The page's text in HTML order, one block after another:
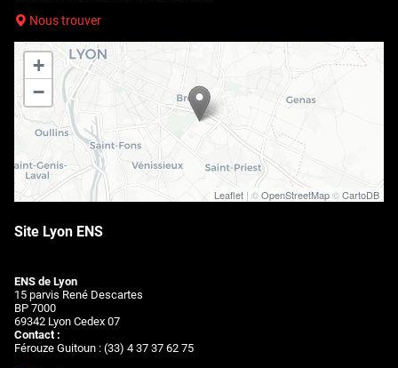
Nous trouver
+
−
Leaflet | ©OpenStreetMap©CartoDB
Site Lyon ENS
ENS de Lyon
15 parvis René Descartes
BP 7000
69342 Lyon Cedex 07
Contact :
Férouze Guitoun : (33) 4 37 37 62 75